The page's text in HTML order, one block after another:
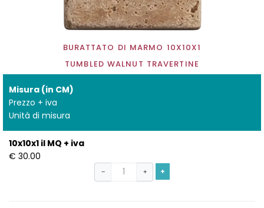
BURATTATO DI MARMO 10X10X1
TUMBLED WALNUT TRAVERTINE
Misura (in CM)
Prezzo + iva
Unità di misura
10x10x1 il MQ + iva
€ 30.00
− + +